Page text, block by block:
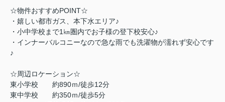
☆物件おすすめPOINT☆
・嬉しい都市ガス、本下水エリア♪
・小中学校まで1㎞圏内でお子様の登下校安心♪
・インナーバルコニーなので急な雨でも洗濯物が濡れず安心です
♪
☆周辺ロケーション☆
東小学校 約890ｍ/徒歩12分
東中学校 約350ｍ/徒歩5分